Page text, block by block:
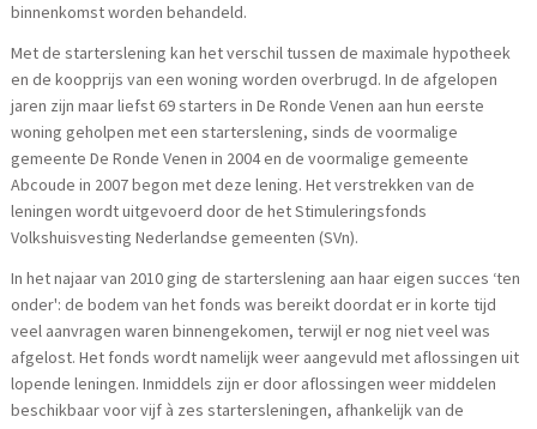
binnenkomst worden behandeld.
Met de starterslening kan het verschil tussen de maximale hypotheek
en de koopprijs van een woning worden overbrugd. In de afgelopen
jaren zijn maar liefst 69 starters in De Ronde Venen aan hun eerste
woning geholpen met een starterslening, sinds de voormalige
gemeente De Ronde Venen in 2004 en de voormalige gemeente
Abcoude in 2007 begon met deze lening. Het verstrekken van de
leningen wordt uitgevoerd door de het Stimuleringsfonds
Volkshuisvesting Nederlandse gemeenten (SVn).
In het najaar van 2010 ging de starterslening aan haar eigen succes ‘ten
onder': de bodem van het fonds was bereikt doordat er in korte tijd
veel aanvragen waren binnengekomen, terwijl er nog niet veel was
afgelost. Het fonds wordt namelijk weer aangevuld met aflossingen uit
lopende leningen. Inmiddels zijn er door aflossingen weer middelen
beschikbaar voor vijf à zes startersleningen, afhankelijk van de